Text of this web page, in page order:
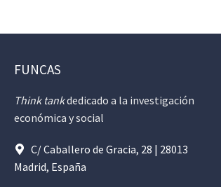
FUNCAS
Think tankdedicado a la investigación
económica y social
C/ Caballero de Gracia, 28 | 28013
Madrid, España